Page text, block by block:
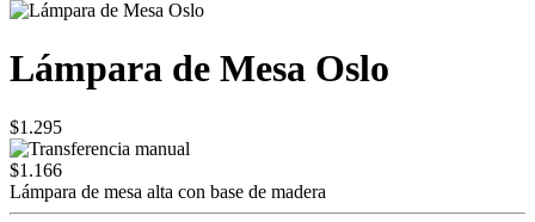
Lámpara de Mesa Oslo
$1.295
$1.166
Lámpara de mesa alta con base de madera